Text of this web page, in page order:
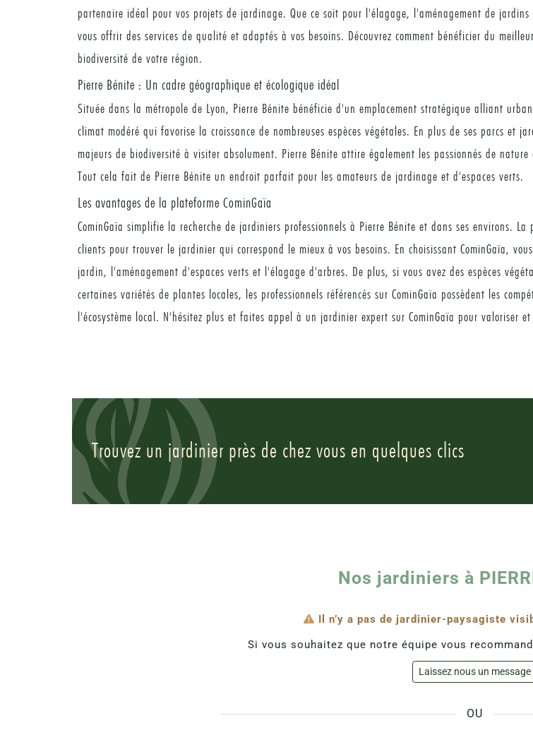
partenaire idéal pour vos projets de jardinage. Que ce soit pour l'élagage, l'aménagement de
vous offrir des services de qualité et adaptés à vos besoins. Découvrez comment bénéficier du
biodiversité de votre région.
Pierre Bénite : Un cadre géographique et écologique idéal
Située dans la métropole de Lyon, Pierre Bénite bénéficie d'un emplacement stratégique alliant
climat modéré qui favorise la croissance de nombreuses espèces végétales. En plus de ses parcs
majeurs de biodiversité à visiter absolument. Pierre Bénite attire également les passionnés de
Tout cela fait de Pierre Bénite un endroit parfait pour les amateurs de jardinage et d'espaces verts.
Les avantages de la plateforme CominGaïa
CominGaïa simplifie la recherche de jardiniers professionnels à Pierre Bénite et dans ses environs.
clients pour trouver le jardinier qui correspond le mieux à vos besoins. En choisissant CominGaïa,
jardin, l'aménagement d'espaces verts et l'élagage d'arbres. De plus, si vous avez des espèces
certaines variétés de plantes locales, les professionnels référencés sur CominGaïa possèdent les
l'écosystème local. N'hésitez plus et faites appel à un jardinier expert sur CominGaïa pour valoriser
Trouvez un jardinier près de chez vous en quelques clics
Nos jardiniers à
Il n’y a pas de jardinier-paysagiste
Si vous souhaitez que notre équipe vous
Laissez nous un message
OU